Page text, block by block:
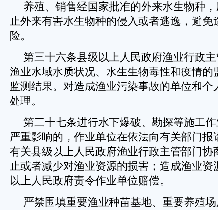
养殖、销售经国家批准的外来水生物种
止外来有害水生物种的侵入或者逃逸，避免
险。
第三十六条县级以上人民政府渔业行政
渔业水域水质状况、水生生物毒性和疫情的
监测结果。对造成渔业污染事故的单位和个
处理。
第三十七条进行水下爆破、勘探等施工
严重影响的，作业单位在依法向有关部门报
有关县级以上人民政府渔业行政主管部门协
止或者减少对渔业资源的损害；造成渔业资
以上人民政府责令作业单位赔偿。
严禁围填重要渔业种苗基地、重要养殖